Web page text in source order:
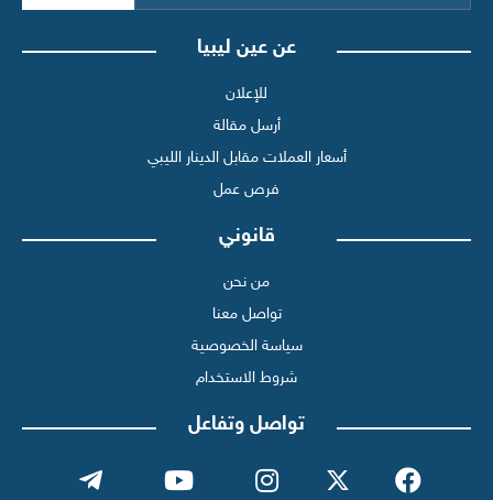
عن عين ليبيا
للإعلان
أرسل مقالة
أسعار العملات مقابل الدينار الليبي
فرص عمل
قانوني
من نحن
تواصل معنا
سياسة الخصوصية
شروط الاستخدام
تواصل وتفاعل